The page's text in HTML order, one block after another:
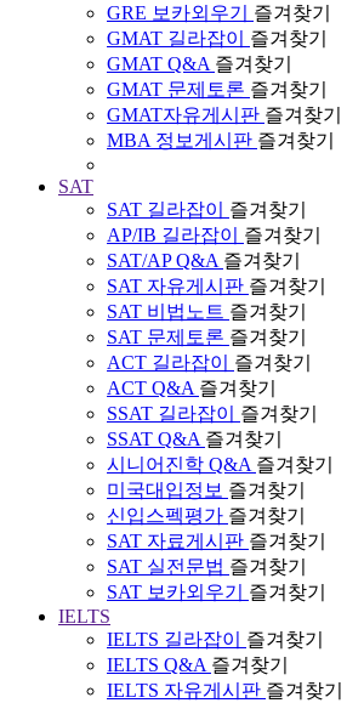
GRE 보카외우기
즐겨찾기
GMAT 길라잡이
즐겨찾기
GMAT Q&A 즐겨찾기
GMAT 문제토론 즐겨찾기
GMAT자유게시판 즐겨찾기
MBA 정보게시판 즐겨찾기
SAT
SAT 길라잡이
즐겨찾기
AP/IB 길라잡이
즐겨찾기
SAT/AP Q&A 즐겨찾기
SAT 자유게시판 즐겨찾기
SAT 비법노트 즐겨찾기
SAT 문제토론 즐겨찾기
ACT 길라잡이
즐겨찾기
ACT Q&A 즐겨찾기
SSAT 길라잡이
즐겨찾기
SSAT Q&A 즐겨찾기
시니어진학 Q&A 즐겨찾기
미국대입정보 즐겨찾기
신입스펙평가 즐겨찾기
SAT 자료게시판 즐겨찾기
SAT 실전문법 즐겨찾기
SAT 보카외우기
즐겨찾기
IELTS
IELTS 길라잡이
즐겨찾기
IELTS Q&A 즐겨찾기
IELTS 자유게시판 즐겨찾기